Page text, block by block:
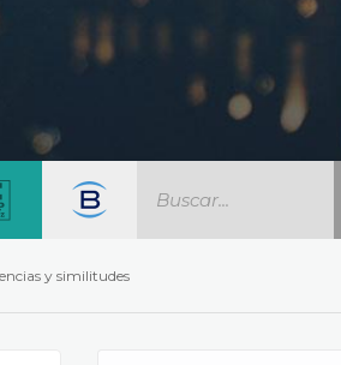
y similitudes